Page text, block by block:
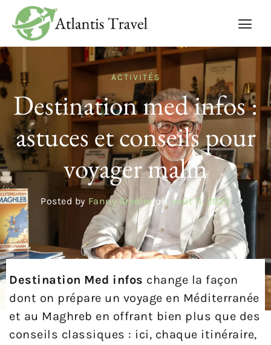
ACTIVITÉS
Destination med infos :
astuces et conseils pour
voyager malin
Posted by Fanny Gredier on août 11, 2025
Destination Med infos change la façon
dont on prépare un voyage en Méditerranée
et au Maghreb en offrant bien plus que des
conseils classiques : ici, chaque itinéraire,